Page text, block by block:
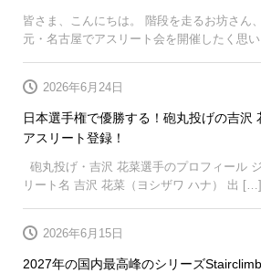
皆さま、こんにちは。 階段を走るお坊さん
元・名古屋でアスリート会を開催したく思
日本選手権で優勝する！砲丸投げの吉沢
アスリート登録！
2026年6月24日
砲丸投げ・吉沢 花菜選手のプロフィール
リート名 吉沢 花菜（ヨシザワ ハナ） 出 […]
2027年の国内最高峰のシリーズ
2026年6月15日